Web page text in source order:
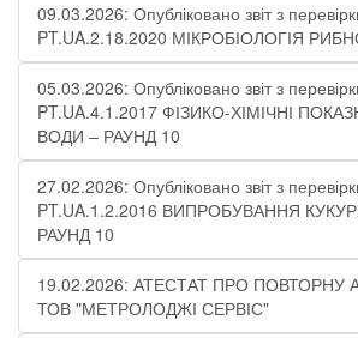
09.03.2026: Опубліковано звіт з
PT.UA.2.18.2020 МІКРОБІОЛОГІЯ
05.03.2026: Опубліковано звіт з
PT.UA.4.1.2017 ФІЗИКО-ХІМІЧНІ
ВОДИ – РАУНД 10
27.02.2026: Опубліковано звіт з
PT.UA.1.2.2016 ВИПРОБУВАННЯ
РАУНД 10
19.02.2026: АТЕСТАТ ПРО ПОВТОРНУ
ТОВ "МЕТРОЛОДЖІ СЕРВІС"